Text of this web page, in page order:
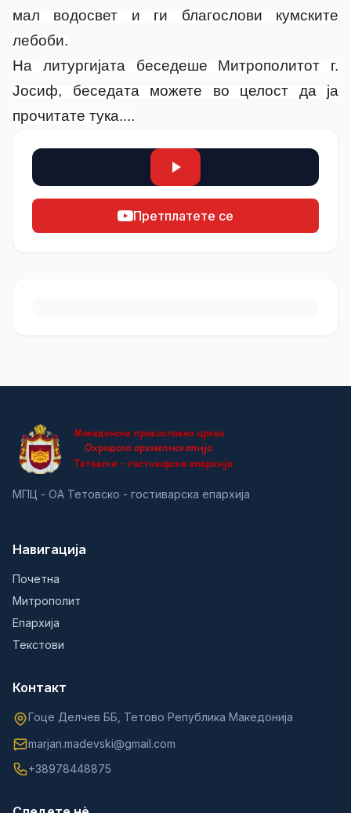
мал водосвет и ги благослови кумските
лебоби.
На литургијата беседеше Митрополитот г.
Јосиф, беседата можете во целост да ја
прочитате тука....
Претплатете се
МПЦ - ОА Тетовско - гостиварска епархија
Навигација
Почетна
Митрополит
Епархија
Текстови
Контакт
Гоце Делчев ББ, Тетово Република Македонија
marjan.madevski@gmail.com
+38978448875